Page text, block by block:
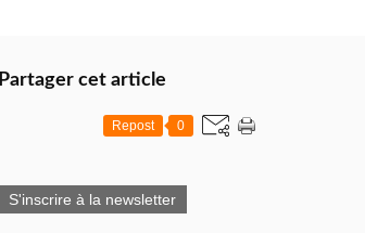
Partager cet article
Repost 0
S'inscrire à la newsletter